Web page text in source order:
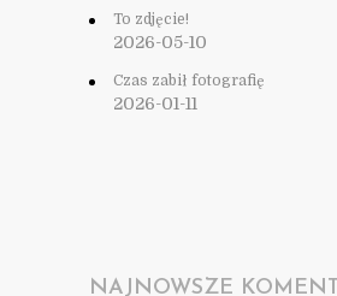
To zdjęcie!
2026-05-10
Czas zabił fotografię
2026-01-11
NAJNOWSZE